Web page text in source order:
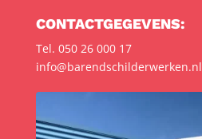
CONTACTGEGEVENS:
Tel. 050 26 000 17
info@barendschilderwerken.nl